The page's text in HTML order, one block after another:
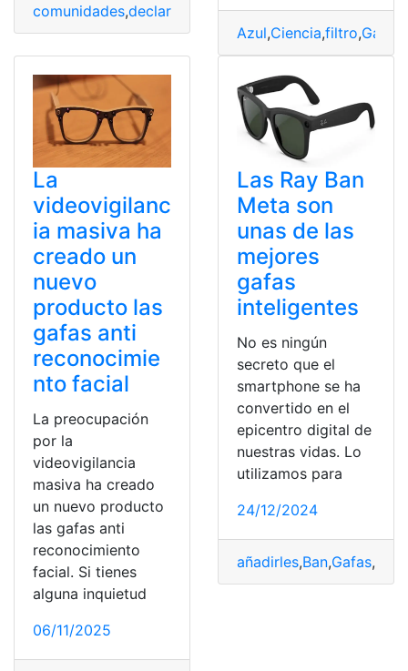
comunidades,declaración deducirte,España,Gafas,
Azul,Ciencia,filtro,Gafas
La
videovigilanc
ia masiva ha
creado un
nuevo
producto las
gafas anti
reconocimie
nto facial
La preocupación
por la
videovigilancia
masiva ha creado
un nuevo producto
las gafas anti
reconocimiento
facial. Si tienes
alguna inquietud
06/11/2025
Las Ray Ban
Meta son
unas de las
mejores
gafas
inteligentes
No es ningún
secreto que el
smartphone se ha
convertido en el
epicentro digital de
nuestras vidas. Lo
utilizamos para
24/12/2024
añadirles,Ban,Gafas,